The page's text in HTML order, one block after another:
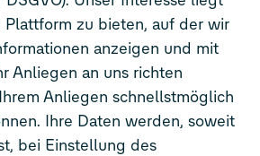
Plattform zu bieten, auf der wir
anzeigen und mit
Anliegen an uns richten
Anliegen schnellstmöglich
Ihre Daten werden, soweit
bei Einstellung des